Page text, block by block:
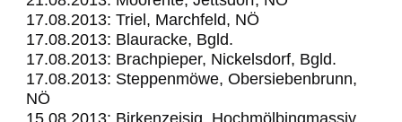
17.08.2013: Triel, Marchfeld, NÖ
17.08.2013: Blauracke, Bgld.
17.08.2013: Brachpieper, Nickelsdorf, Bgld.
17.08.2013: Steppenmöwe, Obersiebenbrunn,
NÖ
15.08.2013: Birkenzeisig, Hochmölbingmassiv,